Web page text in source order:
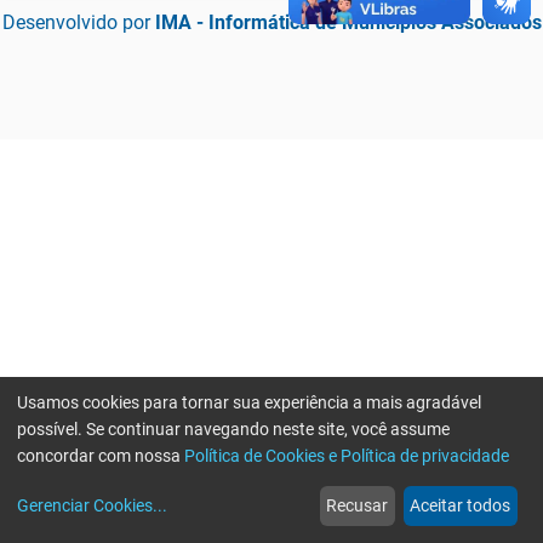
Desenvolvido por IMA - Informática de Municípios Associados
web
Notícias
more_horiz
Mais
Usamos cookies para tornar sua experiência a mais agradável
possível. Se continuar navegando neste site, você assume
concordar com nossa Política de Cookies e Política de privacidade
Gerenciar Cookies... Recusar Aceitar todos
Erro ao enviar informações, por favor tente novamente